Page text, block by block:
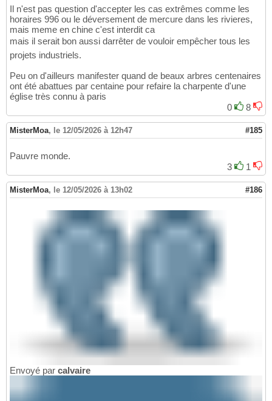
Il n'est pas question d'accepter les cas extrêmes comme les
horaires 996 ou le déversement de mercure dans les rivieres,
mais meme en chine c'est interdit ca
mais il serait bon aussi darrêter de vouloir empêcher tous les
projets industriels.
Peu on d'ailleurs manifester quand de beaux arbres centenaires
ont été abattues par centaine pour refaire la charpente d'une
église très connu à paris
0
8
MisterMoa, le 12/05/2026 à 12h47 #185
Pauvre monde.
3
1
MisterMoa, le 12/05/2026 à 13h02 #186
Envoyé par calvaire